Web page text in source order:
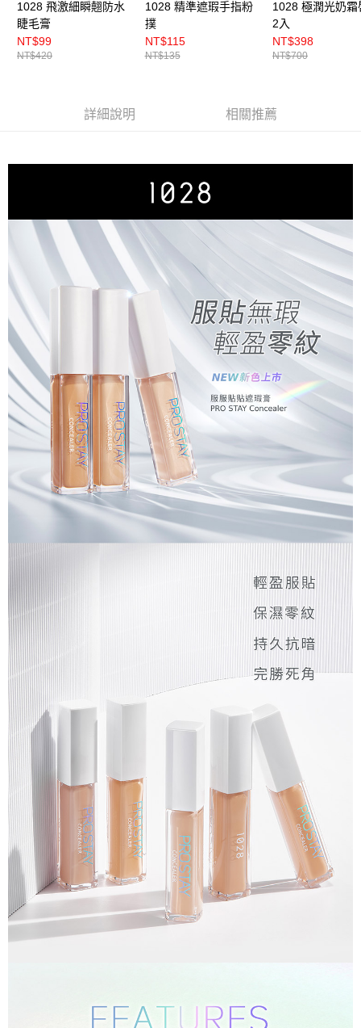
1028 飛激細瞬翹防水
睫毛膏
NT$99
NT$420
1028 精準遮瑕手指粉
撲
NT$115
NT$135
1028 極潤光奶霜
2入
NT$398
NT$700
詳細說明 相關推薦